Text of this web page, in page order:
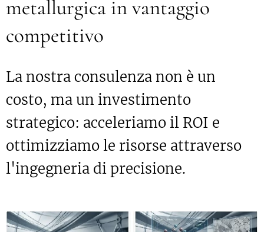
metallurgica in vantaggio
competitivo
La nostra consulenza non è un
costo, ma un investimento
strategico: acceleriamo il ROI e
ottimizziamo le risorse attraverso
l'ingegneria di precisione.